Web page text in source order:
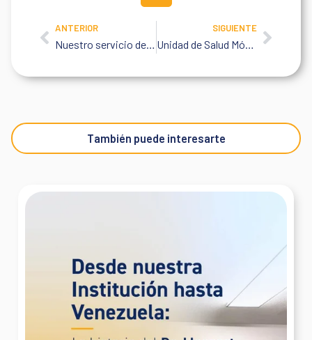
Prev
ANTERIOR
Nuestro servicio de quemados cumple 20 años
SIGUIENTE
Unidad de Salud Móvil: la salud llega a tu empresa, sin importar dónde estés Next
También puede interesarte